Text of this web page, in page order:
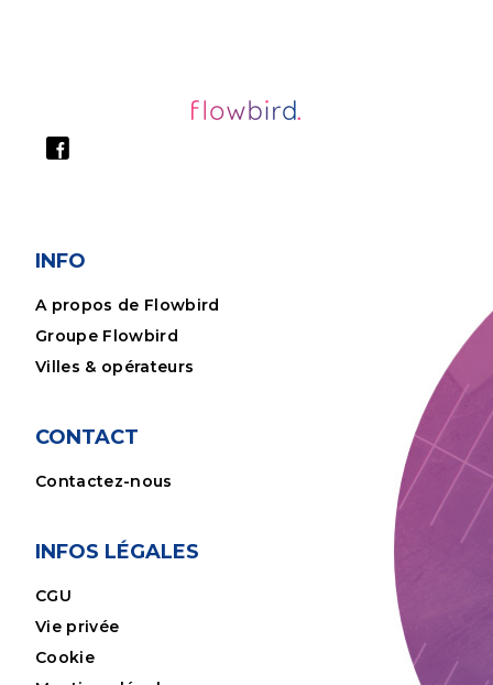
INFO
A propos de Flowbird
Groupe Flowbird
Villes & opérateurs
CONTACT
Contactez-nous
INFOS LÉGALES
CGU
Vie privée
Cookie